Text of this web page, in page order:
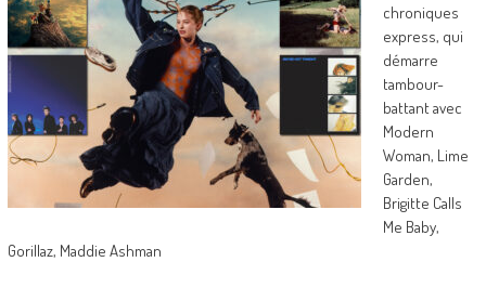
chroniques
express, qui
démarre
tambour-
battant avec
Modern
Woman, Lime
Garden,
Brigitte Calls
Me Baby,
Gorillaz, Maddie Ashman